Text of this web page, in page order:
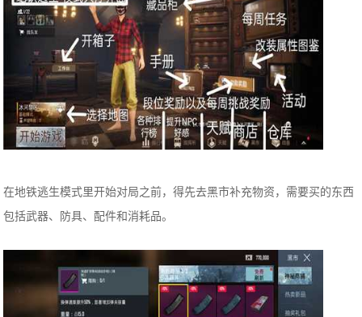
在地铁逃生模式里开始对局之前，得先去黑市补充物资，需要买的东西
包括武器、防具、配件和消耗品。